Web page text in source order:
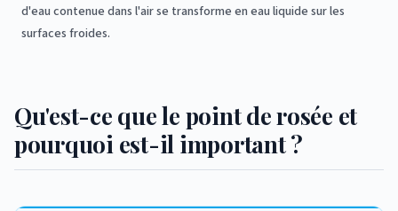
d'eau contenue dans l'air se transforme en eau liquide sur les
surfaces froides.
Qu'est-ce que le point de rosée et
pourquoi est-il important ?